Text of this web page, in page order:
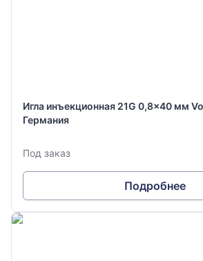
Игла инъекционная 21G 0,8x40 мм
Германия
Под заказ
Подробнее